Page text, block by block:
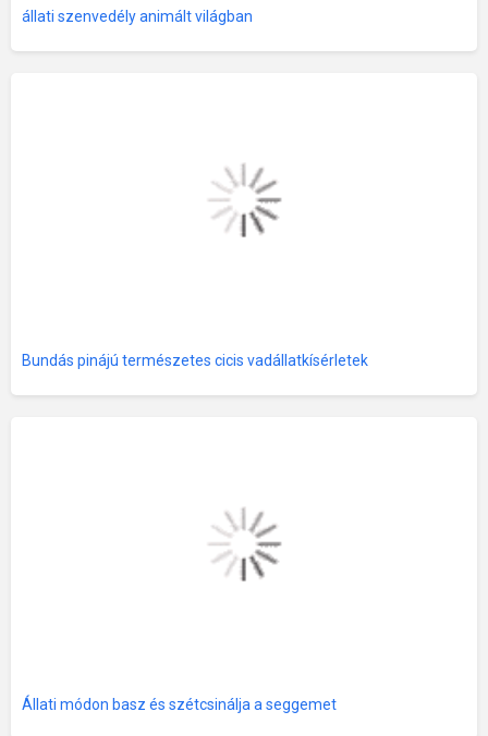
állati szenvedély animált világban
Bundás pinájú természetes cicis vadállatkísérletek
Állati módon basz és szétcsinálja a seggemet